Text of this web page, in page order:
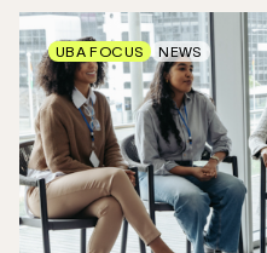
UBA FOCUS NEWS